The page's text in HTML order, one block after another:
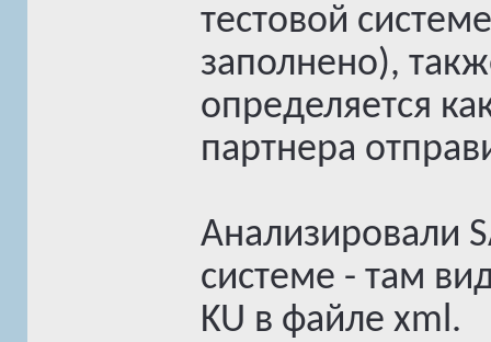
тестовой
заполнено),
определяется
партнера
Анализировали
системе - там
KU в файле xml.